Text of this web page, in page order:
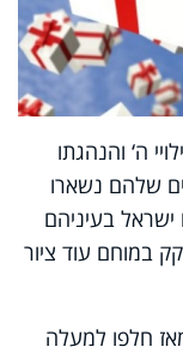
ה‘ והנהגתו
שלהם נשארו
ישראל בעיניהם
במוחם עוד ציור
חלפו למעלה